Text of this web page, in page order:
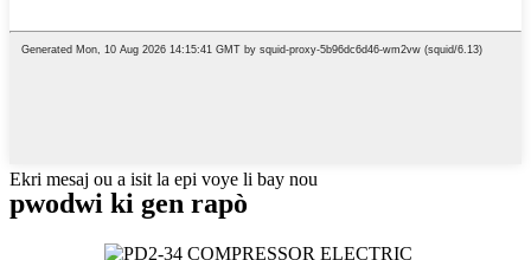
Ekri mesaj ou a isit la epi voye li bay nou
pwodwi ki gen rapò